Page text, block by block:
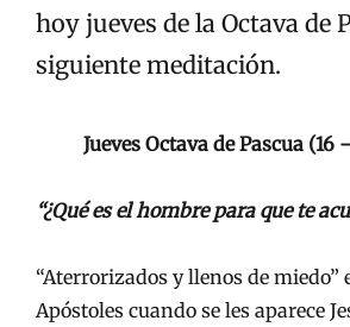
hoy jueves de la Octava de
siguiente meditación.
Jueves Octava de Pascua
“¿Qué es el hombre para que te
“Aterrorizados y llenos de miedo”
Apóstoles cuando se les aparece